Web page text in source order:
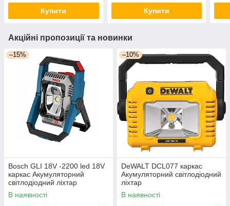
Купити Купити
Акційні пропозиції та новинки
–15%
Bosch GLI 18V -2200 led 18V
каркас Акумуляторний
світлодіодний ліхтар
В наявності
–10%
DeWALT DCL077 каркас
Акумуляторний світлодіодний
ліхтар
В наявності